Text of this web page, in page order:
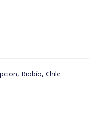
Biobío, Chile